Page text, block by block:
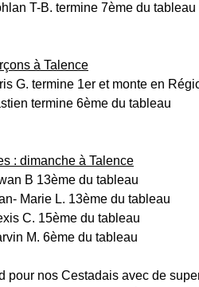
T-B. termine 7ème du tableau
à Talence
G. termine 1er et monte en
termine 6ème du tableau
: dimanche à Talence
B 13ème du tableau
Marie L. 13ème du tableau
C. 15ème du tableau
M. 6ème du tableau
pour nos Cestadais avec de